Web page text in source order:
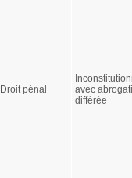
Droit pénal
avec
différée